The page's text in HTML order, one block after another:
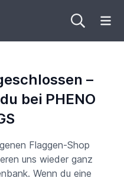
–
bei PHENO
Flaggen-Shop
uns wieder ganz
Wenn du eine